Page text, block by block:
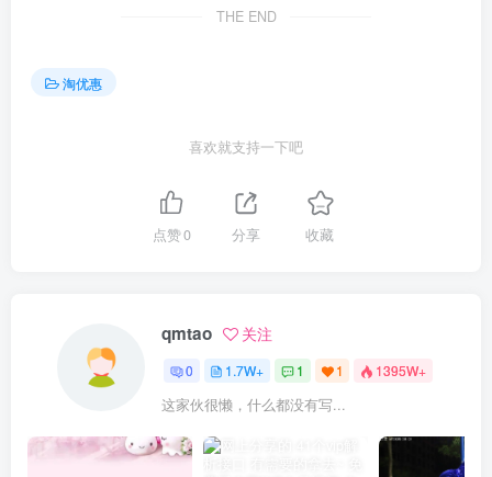
THE END
淘优惠
喜欢就支持一下吧
点赞0 分享 收藏
qmtao 关注
0 1.7W+ 1 1 1395W+
这家伙很懒，什么都没有写...